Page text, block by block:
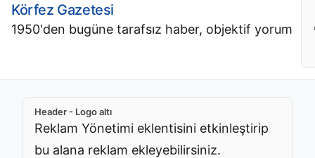
Körfez Gazetesi
1950'den bugüne tarafsız haber, objektif yorum
Header - Logo altı
Reklam Yönetimi eklentisini etkinleştirip
bu alana reklam ekleyebilirsiniz.